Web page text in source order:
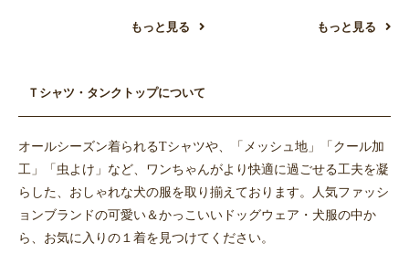
もっと見る もっと見る
Ｔシャツ・タンクトップについて
オールシーズン着られるTシャツや、「メッシュ地」「クール加
工」「虫よけ」など、ワンちゃんがより快適に過ごせる工夫を凝
らした、おしゃれな犬の服を取り揃えております。人気ファッシ
ョンブランドの可愛い＆かっこいいドッグウェア・犬服の中か
ら、お気に入りの１着を見つけてください。